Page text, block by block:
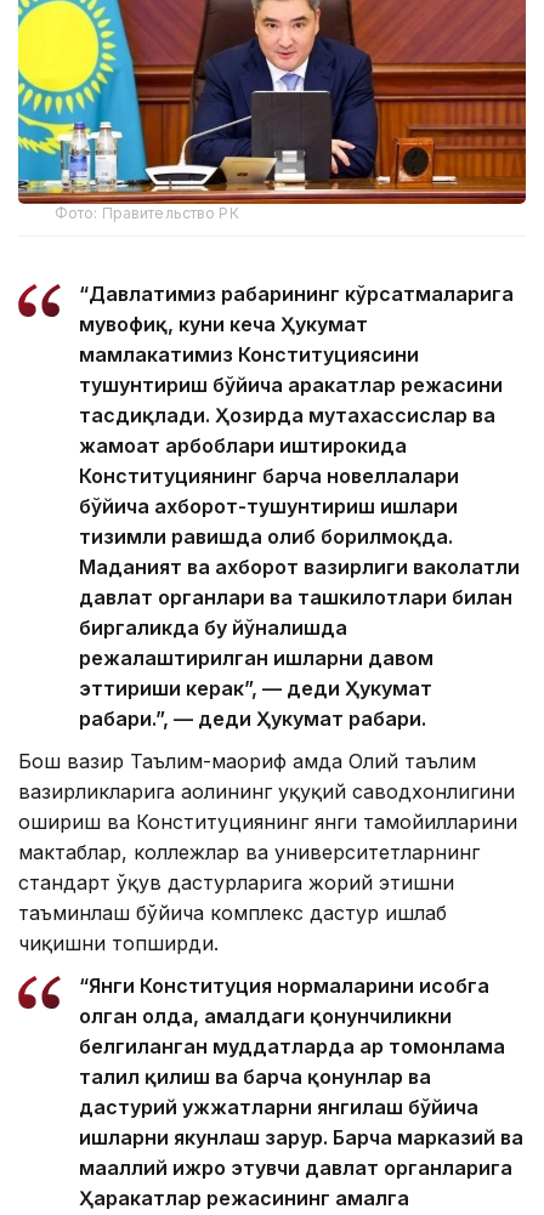
Фото: Правительство РК
“Давлатимиз раҳбарининг кўрсатмаларига
мувофиқ, куни кеча Ҳукумат
мамлакатимиз Конституциясини
тушунтириш бўйича ҳаракатлар режасини
тасдиқлади. Ҳозирда мутахассислар ва
жамоат арбоблари иштирокида
Конституциянинг барча новеллалари
бўйича ахборот-тушунтириш ишлари
тизимли равишда олиб борилмоқда.
Маданият ва ахборот вазирлиги ваколатли
давлат органлари ва ташкилотлари билан
биргаликда бу йўналишда
режалаштирилган ишларни давом
эттириши керак”, — деди Ҳукумат
раҳбари.”, — деди Ҳукумат раҳбари.
Бош вазир Таълим-маориф ҳамда Олий таълим
вазирликларига аҳолининг ҳуқуқий саводхонлигини
ошириш ва Конституциянинг янги тамойилларини
мактаблар, коллежлар ва университетларнинг
стандарт ўқув дастурларига жорий этишни
таъминлаш бўйича комплекс дастур ишлаб
чиқишни топширди.
“Янги Конституция нормаларини ҳисобга
олган ҳолда, амалдаги қонунчиликни
белгиланган муддатларда ҳар томонлама
таҳлил қилиш ва барча қонунлар ва
дастурий ҳужжатларни янгилаш бўйича
ишларни якунлаш зарур. Барча марказий ва
маҳаллий ижро этувчи давлат органларига
Ҳаракатлар режасининг амалга